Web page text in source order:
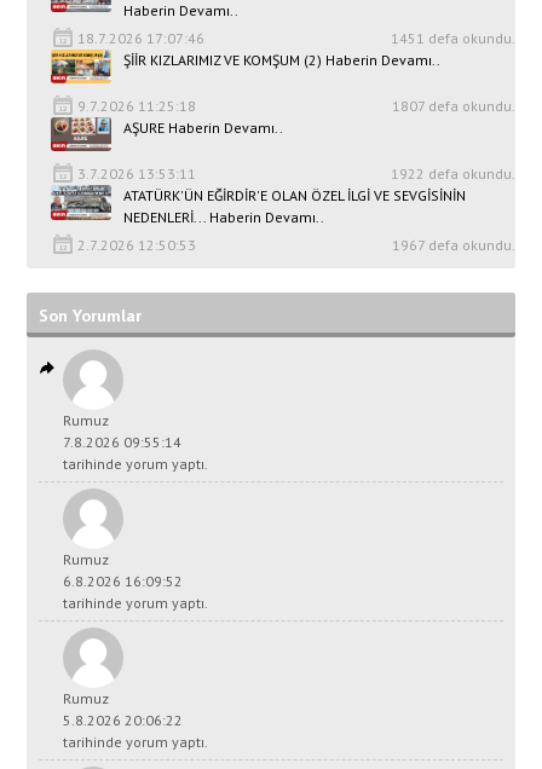
Haberin Devamı..
18.7.2026 17:07:46
1451 defa okundu.
ŞİİR KIZLARIMIZ VE KOMŞUM (2) Haberin Devamı..
9.7.2026 11:25:18
1807 defa okundu.
AŞURE Haberin Devamı..
3.7.2026 13:53:11
1922 defa okundu.
ATATÜRK'ÜN EĞİRDİR'E OLAN ÖZEL İLGİ VE SEVGİSİNİN
NEDENLERİ... Haberin Devamı..
2.7.2026 12:50:53
1967 defa okundu.
Son Yorumlar
Rumuz
7.8.2026 09:55:14
tarihinde yorum yaptı.
Rumuz
6.8.2026 16:09:52
tarihinde yorum yaptı.
Rumuz
5.8.2026 20:06:22
tarihinde yorum yaptı.